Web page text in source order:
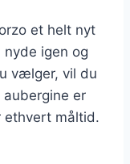
et helt nyt
igen og
vælger, vil du
er
ethvert måltid.